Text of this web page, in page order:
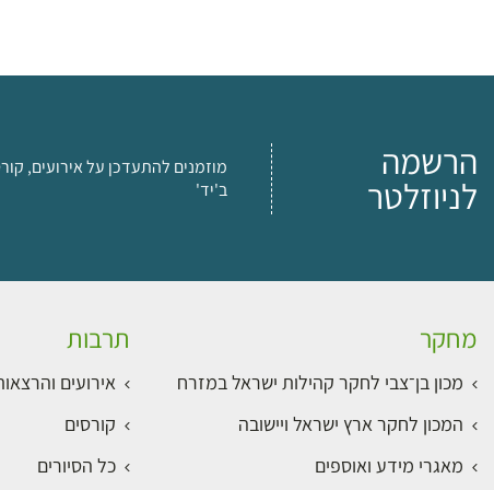
הרשמה
לניוזלטר
מוזמנים להתעדכן על אירועים,
ב'יד'
מחקר
מכון בן־צבי לחקר קהילות ישראל במזרח
המכון לחקר ארץ ישראל ויישובה
מאגרי מידע ואוספים
תרבות
אירועים
קורסים
כל הסיורים